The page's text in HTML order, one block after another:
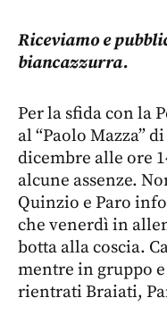
Riceviamo e
biancazzurra.
Per la sfida con la
al “Paolo Mazza”
dicembre alle ore
alcune assenze.
Quinzio e Paro
che venerdì in
botta alla coscia.
mentre in gruppo
rientrati Braiati,